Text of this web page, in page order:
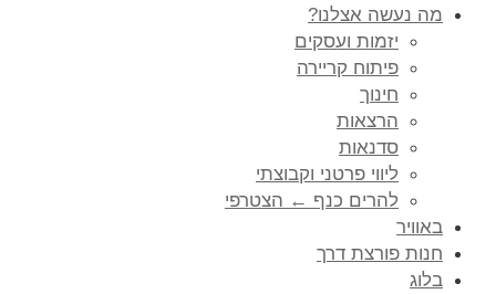
מה נעשה אצלנו?
יזמות ועסקים
פיתוח קריירה
חינוך
הרצאות
סדנאות
ליווי פרטני וקבוצתי
להרים כנף ← הצטרפי
באוויר
חנות פורצת דרך
בלוג